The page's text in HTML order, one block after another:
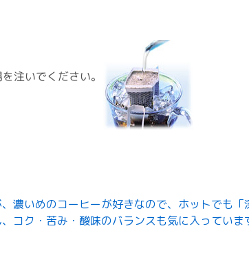
注いでください。
濃いめのコーヒーが好きなので、ホットでも「
コク・苦み・酸味のバランスも気に入っていま